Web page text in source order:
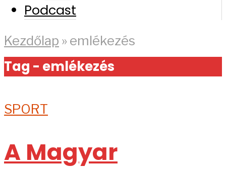
Podcast
Kezdőlap » emlékezés
Tag - emlékezés
SPORT
A Magyar